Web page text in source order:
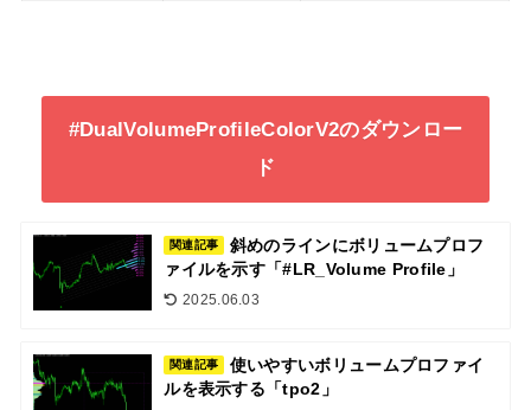
#DualVolumeProfileColorV2のダウンロー
ド
関連記事
斜めのラインにボリュームプロフ
ァイルを示す「#LR_Volume Profile」
2025.06.03
関連記事
使いやすいボリュームプロファイ
ルを表示する「tpo2」